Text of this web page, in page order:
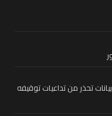
تحذر من تداعيات توقيفه